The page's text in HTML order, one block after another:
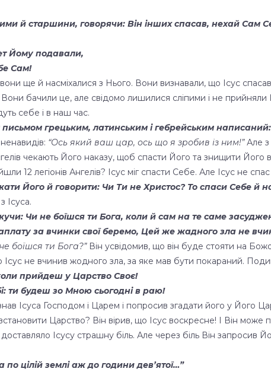
й старшини, говорячи: Він інших спасав, нехай Сам
Йому подавали,
Сам!
ще й насміхалися з Нього. Вони визнавали, що Ісус
бачили це, але свідомо лишилися сліпими і не
себе і в наш час.
грецьким, латинським і гебрейським
“Ось який ваш цар, ось що я зробив із ним!”Але з
чекають Його наказу, щоб спасти Його та знищити Його
12 легіонів Ангелів? Ісус міг спасти Себе. Але Ісус не
Його й говорити: Чи Ти не Христос? То спаси Себе й
Ісуса.
Чи не боїшся ти Бога, коли й сам на те саме
за вчинки свої беремо, Цей же жадного зла не
боїшся ти Бога?”Він усвідомив, що він буде стояти на
не вчинив жодного зла, за яке мав бути покараний.
прийдеш у Царство Своє!
ти будеш зо Мною сьогодні в раю!
Ісуса Господом і Царем і попросив згадати його у Його
Царство? Він вірив, що Ісус воскресне! І Він може
Ісусу страшну біль. Але через біль Він запросив
цілій землі аж до години дев’ятої…”